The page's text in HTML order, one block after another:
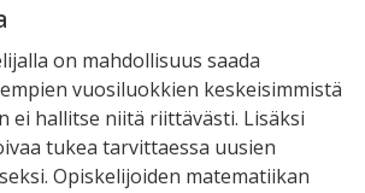
on mahdollisuus saada
vuosiluokkien keskeisimmistä
ei hallitse niitä riittävästi. Lisäksi
tukea tarvittaessa uusien
Opiskelijoiden matematiikan